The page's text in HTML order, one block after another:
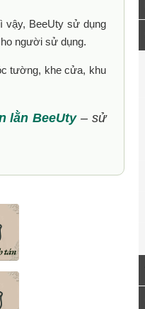
vậy, BeeUty sử dụng
người sử dụng.
tường, khe cửa, khu
lằn BeeUty – sử